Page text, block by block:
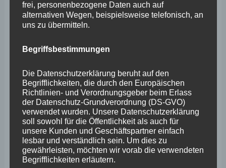
Ausland nicht weiter erschwert werden.
Verwaltungsrates “Wir Westerwälder” und Landrat des
des Präsidenten aus der Pressemitteilung der IHK
Koblenz vom 7. März 2024]:“Als umzusetzende Ebene
der Einwanderungspolitik werden die Kommunen vom
Gesetzgeber vor Verfahrensprobleme gestellt. Das
bremst viele Arbeitgeber, die bei der Rekrutierung von
Fachkräften den Weg ins Ausland wagen, aus. Aber
frei, personenbezogene Daten auch auf
alternativen Wegen, beispielsweise telefonisch, an
uns zu übermitteln.
Begriffsbestimmungen
Die Datenschutzerklärung beruht auf den
Begrifflichkeiten, die durch den Europäischen
Richtlinien- und Verordnungsgeber beim Erlass
der Datenschutz-Grundverordnung (DS-GVO)
verwendet wurden. Unsere Datenschutzerklärung
soll sowohl für die Öffentlichkeit als auch für
unsere Kunden und Geschäftspartner einfach
lesbar und verständlich sein. Um dies zu
gewährleisten, möchten wir vorab die verwendeten
Begrifflichkeiten erläutern.